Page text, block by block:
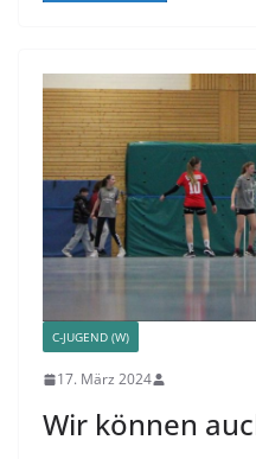
C-JUGEND (W)
17. März 2024
Wir können